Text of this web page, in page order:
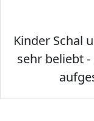
Kinder Schal
sehr beliebt